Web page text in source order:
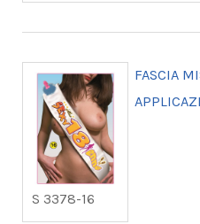
S 3378-16
FASCIA